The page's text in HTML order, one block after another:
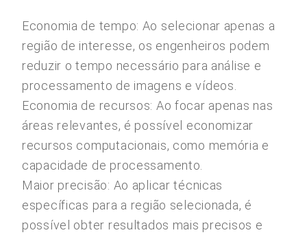
Economia de tempo: Ao selecionar apenas a
região de interesse, os engenheiros podem
reduzir o tempo necessário para análise e
processamento de imagens e vídeos.
Economia de recursos: Ao focar apenas nas
áreas relevantes, é possível economizar
recursos computacionais, como memória e
capacidade de processamento.
Maior precisão: Ao aplicar técnicas
específicas para a região selecionada, é
possível obter resultados mais precisos e